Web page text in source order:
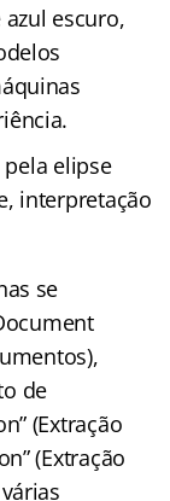
escuro,
pela elipse
interpretação
se
de
(Extração
(Extração